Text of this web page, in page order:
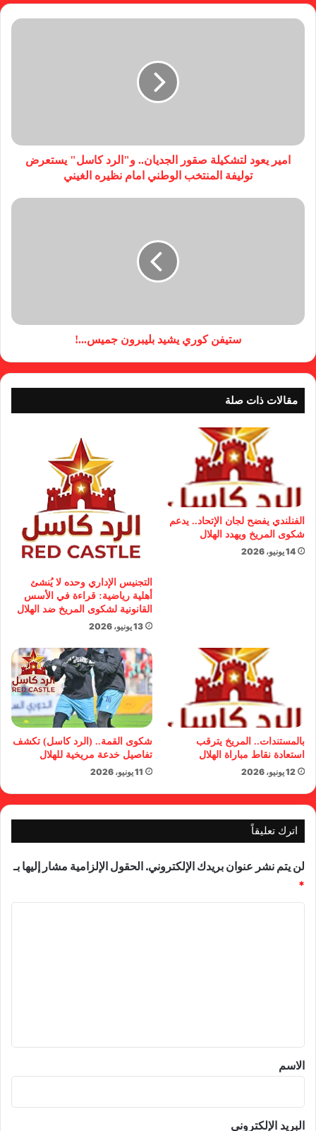
امير يعود لتشكيلة صقور الجديان.. و"الرد كاسل" يستعرض
توليفة المنتخب الوطني امام نظيره الغيني
ستيفن كوري يشيد بليبرون جميس...!
مقالات ذات صلة
الفنلندي يفضح لجان الإتحاد.. يدعم
شكوى المريخ ويهدد الهلال
14 يونيو، 2026
التجنيس الإداري وحده لا يُنشئ
أهلية رياضية: قراءة في الأسس
القانونية لشكوى المريخ ضد الهلال
13 يونيو، 2026
بالمستندات.. المريخ يترقب
استعادة نقاط مباراة الهلال
12 يونيو، 2026
شكوى القمة.. (الرد كاسل) تكشف
تفاصيل خدعة مريخية للهلال
11 يونيو، 2026
اترك تعليقاً
لن يتم نشر عنوان بريدك الإلكتروني. الحقول الإلزامية مشار إليها بـ
*
*
الاسم
البريد الإلكتروني